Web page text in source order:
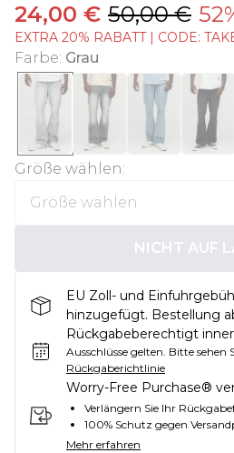
24,00 € 50,00 €
EXTRA 20% RABATT | CODE:
Farbe: Grau
Größe wählen:
NICHT AUF
EU Zoll- und
hinzugefügt. Bestellung
Rückgabeberechtigt
Ausschlüsse gelten. Bitte sehen
Rückgaberichtlinie
Worry-Free Purchase®
Verlängern Sie Ihr
100% Schutz gegen
Mehr erfahren